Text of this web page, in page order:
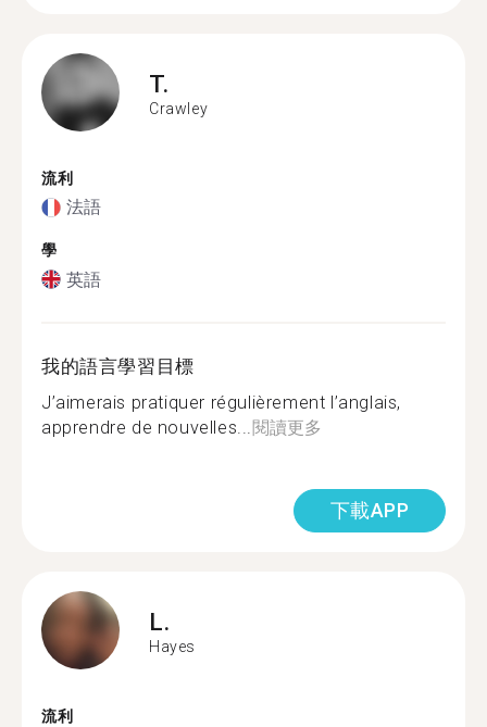
T.
Crawley
流利
法語
學
英語
我的語言學習目標
J’aimerais pratiquer régulièrement l’anglais,
apprendre de nouvelles... 閱讀更多
下載APP
L.
Hayes
流利